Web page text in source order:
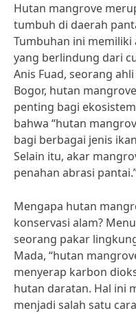
Hutan mangrove
tumbuh di daerah
Tumbuhan ini memiliki
yang berlindung dari
Anis Fuad, seorang
Bogor, hutan
penting bagi
bahwa “hutan
bagi berbagai jenis
Selain itu, akar
penahan abrasi
Mengapa hutan
konservasi alam?
seorang pakar
Mada, “hutan
menyerap karbon
hutan daratan. Hal ini
menjadi salah satu